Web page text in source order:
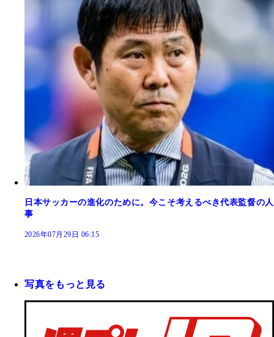
日本サッカーの進化のために。今こそ考えるべき代表監督の人
事
2026年07月29日 06:15
写真をもっと見る